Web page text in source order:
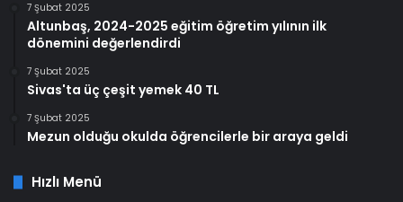
7 Şubat 2025
Altunbaş, 2024-2025 eğitim öğretim yılının ilk
dönemini değerlendirdi
7 Şubat 2025
Sivas'ta üç çeşit yemek 40 TL
7 Şubat 2025
Mezun olduğu okulda öğrencilerle bir araya geldi
Hızlı Menü